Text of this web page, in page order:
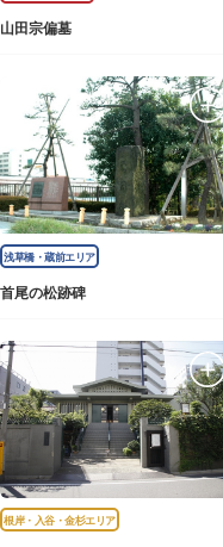
山田宗偏墓
浅草橋・蔵前エリア
首尾の松跡碑
根岸・入谷・金杉エリア